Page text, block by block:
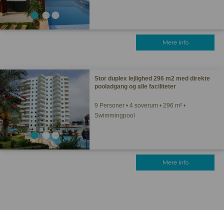
Mere Info
Stor duplex lejlighed 296 m2 med direkte
pooladgang og alle faciliteter
9 Personer • 4 soverum • 296 m² •
Swimmingpool
Mere Info